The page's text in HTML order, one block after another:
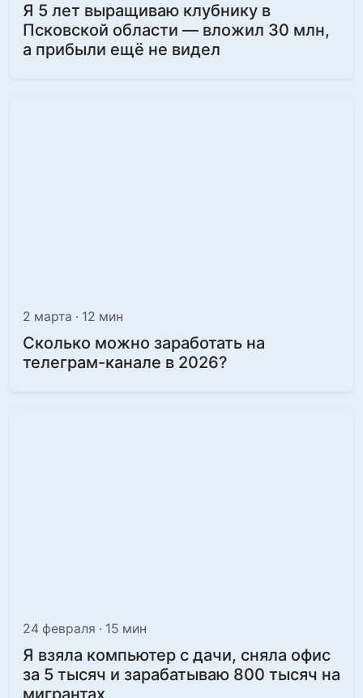
Я 5 лет выращиваю клубнику в
Псковской области — вложил 30 млн,
а прибыли ещё не видел
2 марта · 12 мин
Сколько можно заработать на
телеграм-канале в 2026?
24 февраля · 15 мин
Я взяла компьютер с дачи, сняла офис
за 5 тысяч и зарабатываю 800 тысяч на
мигрантах